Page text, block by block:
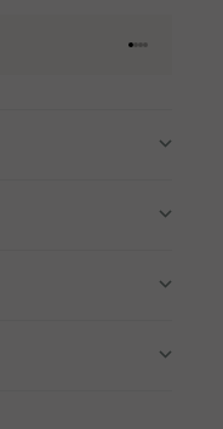
Ir para o
Ir para o
Ir para o
Ir para o